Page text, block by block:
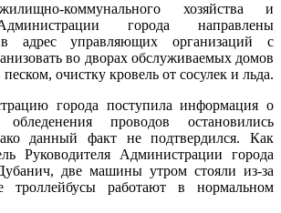
коммунального хозяйства и
города направлены
адрес управляющих организаций с
во дворах обслуживаемых домов
очистку кровель от сосулек и льда.
города поступила информация о
проводов остановились
данный факт не подтвердился. Как
Руководителя Администрации города
две машины утром стояли из-за
троллейбусы работают в нормальном